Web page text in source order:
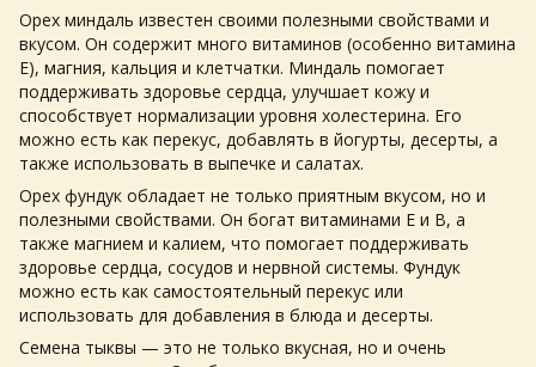
Орех миндаль известен своими полезными свойствами и
вкусом. Он содержит много витаминов (особенно витамина
E), магния, кальция и клетчатки. Миндаль помогает
поддерживать здоровье сердца, улучшает кожу и
способствует нормализации уровня холестерина. Его
можно есть как перекус, добавлять в йогурты, десерты, а
также использовать в выпечке и салатах.
Орех фундук обладает не только приятным вкусом, но и
полезными свойствами. Он богат витаминами E и B, а
также магнием и калием, что помогает поддерживать
здоровье сердца, сосудов и нервной системы. Фундук
можно есть как самостоятельный перекус или
использовать для добавления в блюда и десерты.
Семена тыквы — это не только вкусная, но и очень